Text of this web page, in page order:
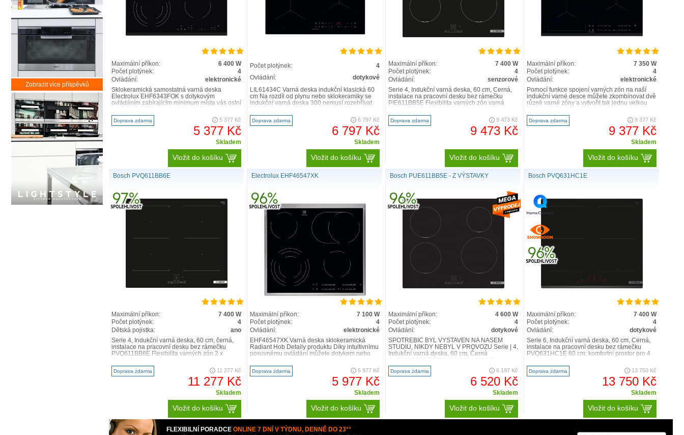
Maximální příkon:
6 400 W
Počet plotýnek:
4
Ovládání:
elektronické
Sklokeramická samostatná varná deska
Electrolux EHF6343FOK s dotykovým
ovládáním zabírajícím minimum místa vás oslní
Doprava zdarma 5 377 Kč
5 377 Kč
Skladem
Vložit do košíku
Počet plotýnek:
4
Ovládání:
dotykové
LIL61434C Varná deska indukční klasická 60
cm Na rozdíl od plynu nebo sklokeramiky se
indukční varná deska 300 nemusí rozehřívat.
Doprava zdarma 6 797 Kč
6 797 Kč
Skladem
Vložit do košíku
Maximální příkon:
7 400 W
Počet plotýnek:
4
Ovládání:
senzorové
Serie 4, Indukční varná deska, 60 cm, Černá,
instalace na pracovní desku bez rámečku
PIE611BB5E Flexibilita varných zón varná
Doprava zdarma 9 473 Kč
9 473 Kč
Vložit do košíku
Maximální příkon:
7 350 W
Počet plotýnek:
4
Ovládání:
elektronické
Pomocí funkce spojení varných zón na naší
indukční varné desce můžete zkombinovat dvě
různé varné zóny a vytvořit tak jednu velkou
Doprava zdarma 9 377 Kč
9 377 Kč
Skladem
Vložit do košíku
Bosch PVQ611BB6E
Maximální příkon:
7 400 W
Počet plotýnek:
4
Dětská pojistka:
ano
Serie 4, Indukční varná deska, 60 cm, černá,
instalace na pracovní desku bez rámečku
PVQ611BB6E Flexibilita varných zón 2 x
Doprava zdarma 11 277 Kč
11 277 Kč
Skladem
Vložit do košíku
Electrolux EHF46547XK
Maximální příkon:
7 100 W
Počet plotýnek:
4
Ovládání:
elektronické
EHF46547XK Varná deska sklokeramická
Radiant Hob Detaily produktu Díky intuitivnímu
posuvnému ovládání můžete dotykem nebo
Doprava zdarma 5 977 Kč
5 977 Kč
Skladem
Vložit do košíku
Bosch PUE611BB5E - Z VÝSTAVKY
Maximální příkon:
4 600 W
Počet plotýnek:
4
Ovládání:
dotykové
SPOTŘEBIČ BYL VYSTAVEN NA NAŠEM
STUDIU, NIKDY NEBYL V PROVOZU Serie | 4,
Indukční varná deska, 60 cm, Černá
Doprava zdarma 6 197 Kč
6 520 Kč
Skladem
Vložit do košíku
Bosch PVQ631HC1E
Maximální příkon:
7 400 W
Počet plotýnek:
4
Ovládání:
dotykové
Serie 6, Indukční varná deska, 60 cm, Černá,
instalace na pracovní desku bez rámečku
PVQ631HC1E 60 cm: komfortní prostor pro 4
Doprava zdarma 13 750 Kč
13 750 Kč
Skladem
Vložit do košíku
FLEXIBILNÍ PORADCE ONLINE 7 DNÍ V TÝDNU, DENNĚ DO 23°°
Zobrazit více příspěvků